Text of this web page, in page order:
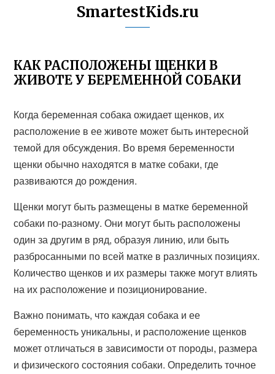
SmartestKids.ru
КАК РАСПОЛОЖЕНЫ ЩЕНКИ В
ЖИВОТЕ У БЕРЕМЕННОЙ СОБАКИ
Когда беременная собака ожидает щенков, их
расположение в ее животе может быть интересной
темой для обсуждения. Во время беременности
щенки обычно находятся в матке собаки, где
развиваются до рождения.
Щенки могут быть размещены в матке беременной
собаки по-разному. Они могут быть расположены
один за другим в ряд, образуя линию, или быть
разбросанными по всей матке в различных позициях.
Количество щенков и их размеры также могут влиять
на их расположение и позиционирование.
Важно понимать, что каждая собака и ее
беременность уникальны, и расположение щенков
может отличаться в зависимости от породы, размера
и физического состояния собаки. Определить точное